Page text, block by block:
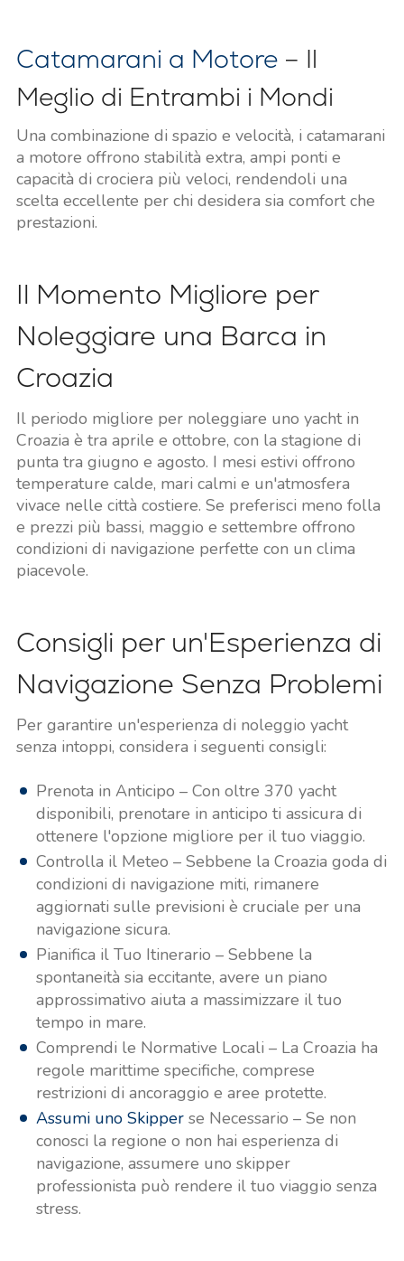
Catamarani a Motore– Il
Meglio di Entrambi i Mondi
Una combinazione di spazio e velocità, i catamarani
a motore offrono stabilità extra, ampi ponti e
capacità di crociera più veloci, rendendoli una
scelta eccellente per chi desidera sia comfort che
prestazioni.
Il Momento Migliore per
Noleggiare una Barca in
Croazia
Il periodo migliore per noleggiare uno yacht in
Croazia è tra aprile e ottobre, con la stagione di
punta tra giugno e agosto. I mesi estivi offrono
temperature calde, mari calmi e un'atmosfera
vivace nelle città costiere. Se preferisci meno folla
e prezzi più bassi, maggio e settembre offrono
condizioni di navigazione perfette con un clima
piacevole.
Consigli per un'Esperienza di
Navigazione Senza Problemi
Per garantire un'esperienza di noleggio yacht
senza intoppi, considera i seguenti consigli:
Prenota in Anticipo – Con oltre 370 yacht
disponibili, prenotare in anticipo ti assicura di
ottenere l'opzione migliore per il tuo viaggio.
Controlla il Meteo – Sebbene la Croazia goda di
condizioni di navigazione miti, rimanere
aggiornati sulle previsioni è cruciale per una
navigazione sicura.
Pianifica il Tuo Itinerario – Sebbene la
spontaneità sia eccitante, avere un piano
approssimativo aiuta a massimizzare il tuo
tempo in mare.
Comprendi le Normative Locali – La Croazia ha
regole marittime specifiche, comprese
restrizioni di ancoraggio e aree protette.
Assumi uno Skipperse Necessario – Se non
conosci la regione o non hai esperienza di
navigazione, assumere uno skipper
professionista può rendere il tuo viaggio senza
stress.